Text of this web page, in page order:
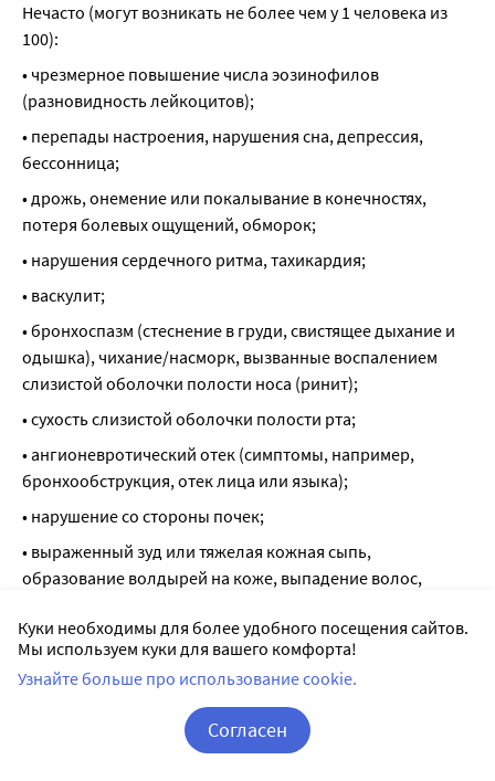
Нечасто (могут возникать не более чем у 1 человека из
100):
• чрезмерное повышение числа эозинофилов
(разновидность лейкоцитов);
• перепады настроения, нарушения сна, депрессия,
бессонница;
• дрожь, онемение или покалывание в конечностях,
потеря болевых ощущений, обморок;
• нарушения сердечного ритма, тахикардия;
• васкулит;
• бронхоспазм (стеснение в груди, свистящее дыхание и
одышка), чихание/насморк, вызванные воспалением
слизистой оболочки полости носа (ринит);
• сухость слизистой оболочки полости рта;
• ангионевротический отек (симптомы, например,
бронхообструкция, отек лица или языка);
• нарушение со стороны почек;
• выраженный зуд или тяжелая кожная сыпь,
образование волдырей на коже, выпадение волос,
на коже, изменение цвета кожи;
• реакция фоточувствительности (повышенная
чувствительность кожных покровов к
ультрафиолетовому или видимому излучению);
Куки необходимы для более удобного посещения сайтов.
Мы используем куки для вашего комфорта!
Узнайте больше про использование cookie.
Согласен